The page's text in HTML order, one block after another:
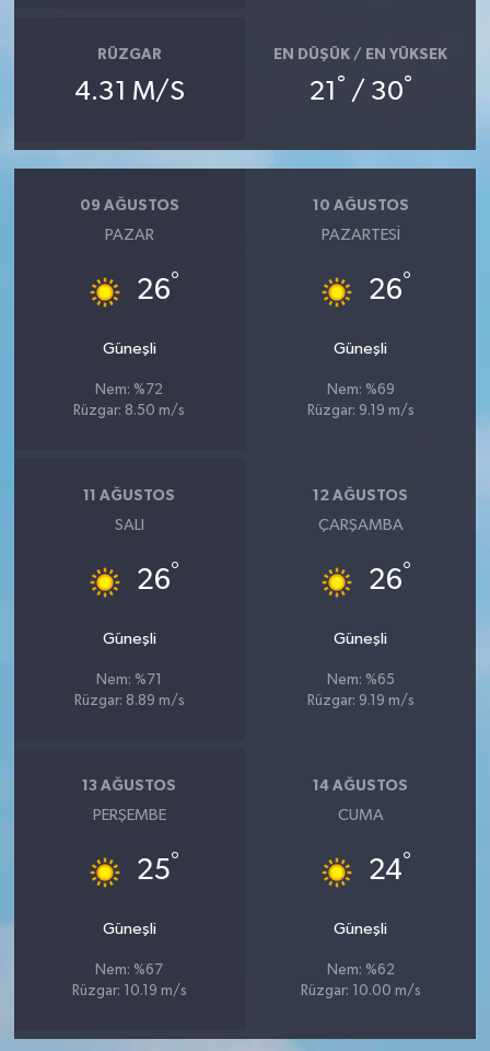
RÜZGAR
4.31 M/S
EN DÜŞÜK / EN YÜKSEK
21 ° / 30°
09 AĞUSTOS
PAZAR
26°
Güneşli
Nem: %72
Rüzgar: 8.50 m/s
10 AĞUSTOS
PAZARTESI
26°
Güneşli
Nem: %69
Rüzgar: 9.19 m/s
11 AĞUSTOS
SALI
26°
Güneşli
Nem: %71
Rüzgar: 8.89 m/s
12 AĞUSTOS
ÇARŞAMBA
26°
Güneşli
Nem: %65
Rüzgar: 9.19 m/s
13 AĞUSTOS
PERŞEMBE
25°
Güneşli
Nem: %67
Rüzgar: 10.19 m/s
14 AĞUSTOS
CUMA
24°
Güneşli
Nem: %62
Rüzgar: 10.00 m/s